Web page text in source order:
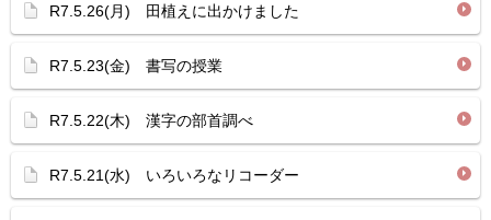
R7.5.26(月) 田植えに出かけました
R7.5.23(金) 書写の授業
R7.5.22(木) 漢字の部首調べ
R7.5.21(水) いろいろなリコーダー